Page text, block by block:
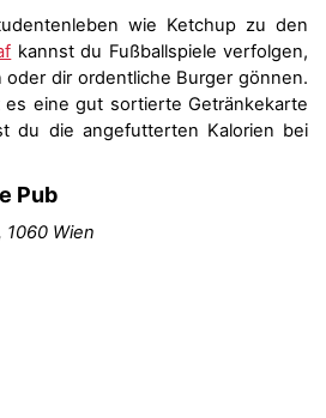
wie Ketchup zu den
kannst du Fußballspiele verfolgen,
dir ordentliche Burger gönnen.
es eine gut sortierte Getränkekarte
du die angefutterten Kalorien bei
Pub
Wien